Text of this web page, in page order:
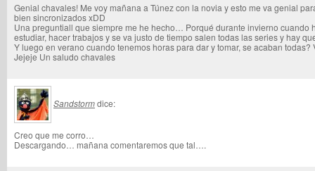
Genial chavales! Me voy mañana a Túnez con la novia y esto me va genial
bien sincronizados xDD
Una preguntiall que siempre me he hecho… Porqué durante invierno cuando
estudiar, hacer trabajos y se va justo de tiempo salen todas las series y hay
Y luego en verano cuando tenemos horas para dar y tomar, se acaban todas?
Jejeje Un saludo chavales
Sandstormdice:
Creo que me corro…
Descargando… mañana comentaremos que tal….